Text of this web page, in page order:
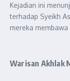
Kejadian ini
terhadap Syeikh
mereka
Warisan Akhlak